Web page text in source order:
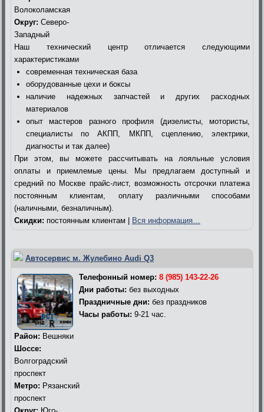
Волоколамская
Округ: Северо-
Западный
Наш технический центр отличается следующими
характеристиками
современная техническая база
оборудованные цехи и боксы
наличие надежных запчастей и других расходных
материалов
опыт мастеров разного профиля (дизелисты, мотористы,
специалисты по АКПП, МКПП, сцеплению, электрики,
диагносты и так далее)
При этом, вы можете рассчитывать на лояльные условия
оплаты и приемлемые цены. Мы предлагаем доступный и
средний по Москве прайс-лист, возможность отсрочки платежа
постоянным клиентам, оплату различными способами
(наличными, безналичным).
Скидки: постоянным клиентам | Вся информация…
Автосервис м. Жулебино Audi Q3
Телефонный номер: 8 (985) 143-22-26
Дни работы: без выходных
Праздничные дни: без праздников
Часы работы: 9-21 час.
Район: Вешняки
Шоссе:
Волгоградский
проспект
Метро: Рязанский
проспект